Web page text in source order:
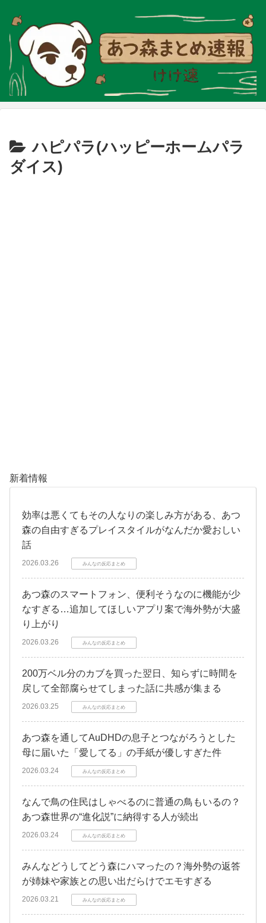
ハピパラ(ハッピーホームパラ
ダイス)
新着情報
効率は悪くてもその人なりの楽しみ方がある、あつ
森の自由すぎるプレイスタイルがなんだか愛おしい
話
2026.03.26 みんなの反応まとめ
あつ森のスマートフォン、便利そうなのに機能が少
なすぎる…追加してほしいアプリ案で海外勢が大盛
り上がり
2026.03.26 みんなの反応まとめ
200万ベル分のカブを買った翌日、知らずに時間を
戻して全部腐らせてしまった話に共感が集まる
2026.03.25 みんなの反応まとめ
あつ森を通してAuDHDの息子とつながろうとした
母に届いた「愛してる」の手紙が優しすぎた件
2026.03.24 みんなの反応まとめ
なんで鳥の住民はしゃべるのに普通の鳥もいるの？
あつ森世界の“進化説”に納得する人が続出
2026.03.24 みんなの反応まとめ
みんなどうしてどう森にハマったの？海外勢の返答
が姉妹や家族との思い出だらけでエモすぎる
2026.03.21 みんなの反応まとめ